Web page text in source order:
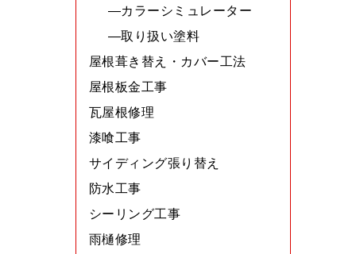
カラーシミュレーター
取り扱い塗料
屋根葺き替え・カバー工法
屋根板金工事
瓦屋根修理
漆喰工事
サイディング張り替え
防水工事
シーリング工事
雨樋修理